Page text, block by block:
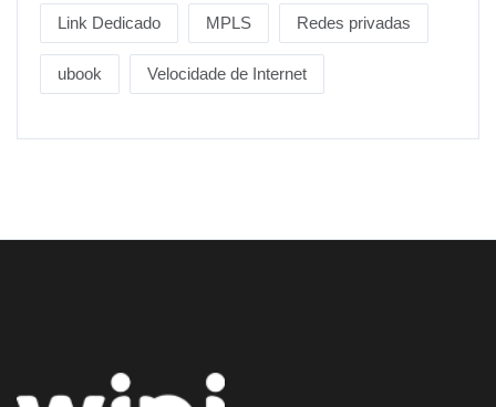
Link Dedicado MPLS Redes privadas
ubook Velocidade de Internet